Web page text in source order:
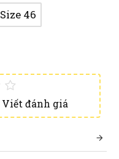
Viết đánh giá
Size 46